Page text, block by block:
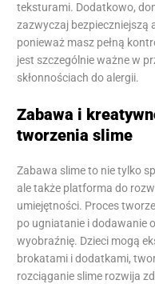
teksturami. Dodatkowo,
zazwyczaj
ponieważ masz pełną
jest szczególnie ważne w
skłonnościach do alergii.
Zabawa i
tworzenia slime
Zabawa slime to nie tylko
ale także platforma do
umiejętności. Proces
po ugniatanie i dodawanie
wyobraźnię. Dzieci mogą
brokatami i dodatkami,
rozciąganie slime rozwija